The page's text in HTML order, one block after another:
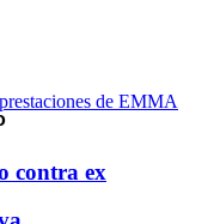
contra ex